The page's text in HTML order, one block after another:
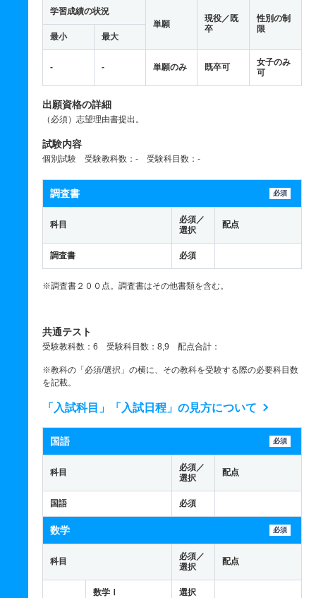
学習成績の状況
単願
現役／既
卒
性別の制
限
最小 最大
- - 単願のみ 既卒可
女子のみ
可
出願資格の詳細
（必須）志望理由書提出。
試験内容
個別試験 受験教科数：- 受験科目数：-
調査書 必須
科目
必須／
選択
配点
調査書 必須
※調査書２００点。調査書はその他書類を含む。
共通テスト
受験教科数：6 受験科目数：8,9 配点合計：
※教科の「必須/選択」の横に、その教科を受験する際の必要科目数
を記載。
「入試科目」「入試日程」の見方について
国語 必須
科目
必須／
選択
配点
国語 必須
数学 必須
科目
必須／
選択
配点
数学Ⅰ 選択